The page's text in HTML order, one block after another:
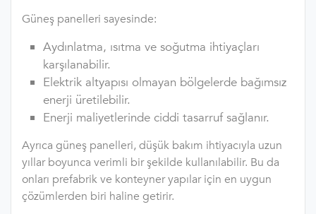
Güneş panelleri sayesinde:
Aydınlatma, ısıtma ve soğutma ihtiyaçları
karşılanabilir.
Elektrik altyapısı olmayan bölgelerde bağımsız
enerji üretilebilir.
Enerji maliyetlerinde ciddi tasarruf sağlanır.
Ayrıca güneş panelleri, düşük bakım ihtiyacıyla uzun
yıllar boyunca verimli bir şekilde kullanılabilir. Bu da
onları prefabrik ve konteyner yapılar için en uygun
çözümlerden biri haline getirir.